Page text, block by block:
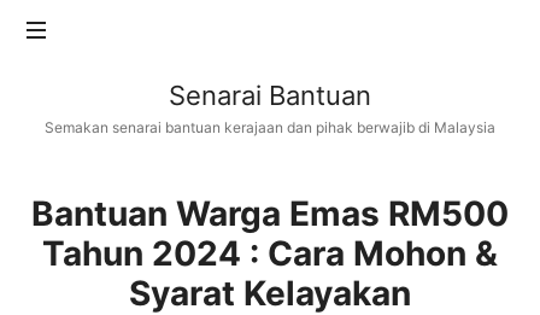
Senarai
Bantuan
Senarai Bantuan
Semakan senarai bantuan kerajaan dan pihak berwajib di Malaysia
Bantuan Warga Emas RM500
Tahun 2024 : Cara Mohon &
Syarat Kelayakan